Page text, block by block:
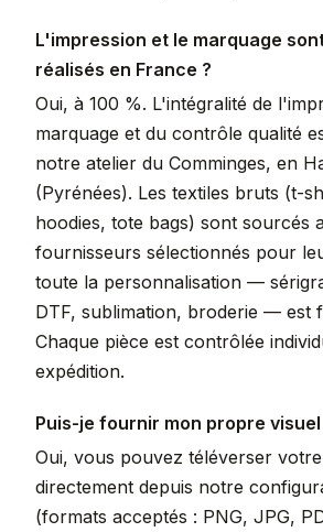
L'impression et le marquage
réalisés en France ?
Oui, à 100 %. L'intégralité de
marquage et du contrôle qualité
notre atelier du Comminges, en
(Pyrénées). Les textiles bruts (t-
hoodies, tote bags) sont sourcés
fournisseurs sélectionnés pour
toute la personnalisation —
DTF, sublimation, broderie — est
Chaque pièce est contrôlée
expédition.
Puis-je fournir mon propre visuel
Oui, vous pouvez téléverser
directement depuis notre
(formats acceptés : PNG, JPG,